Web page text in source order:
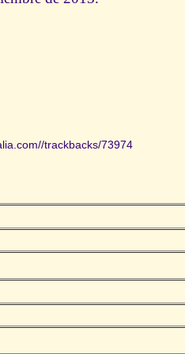
trackbacks/73974